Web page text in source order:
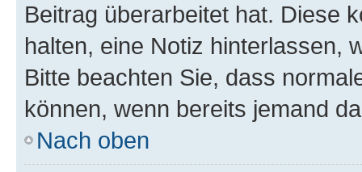
Beitrag überarbeitet hat. Diese
halten, eine Notiz hinterlassen,
Bitte beachten Sie, dass
können, wenn bereits jemand
Nach oben